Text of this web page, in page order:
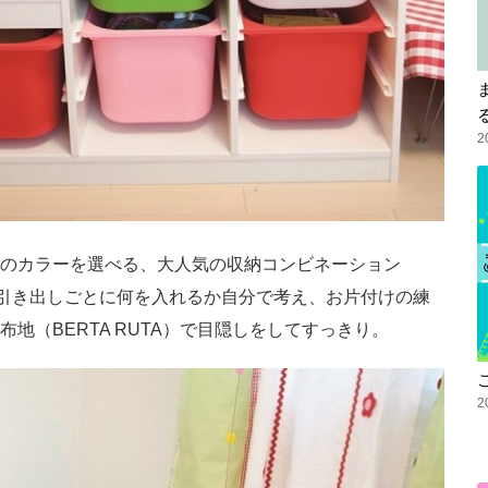
カラーを選べる、大人気の収納コンビネーション
き出しごとに何を入れるか自分で考え、お片付けの練
地（BERTA RUTA）で目隠しをしてすっきり。